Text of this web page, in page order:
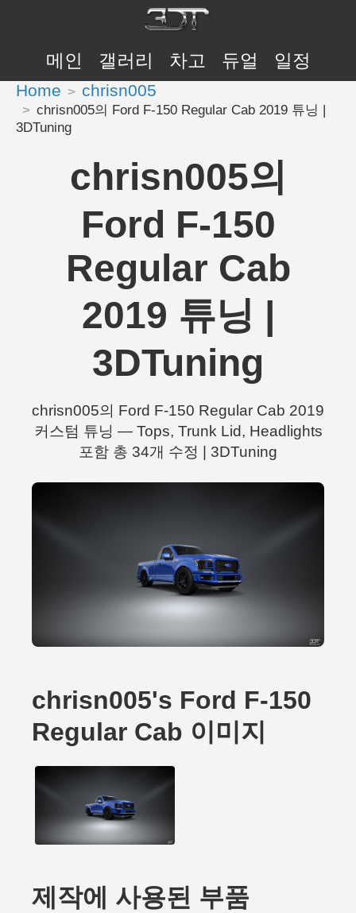
메인 갤러리 차고 듀얼 일정
Home chrisn005
chrisn005의 Ford F-150 Regular Cab 2019 튜닝 |
3DTuning
chrisn005의
Ford F-150
Regular Cab
2019 튜닝 |
3DTuning
chrisn005의 Ford F-150 Regular Cab 2019
커스텀 튜닝 — Tops, Trunk Lid, Headlights
포함 총 34개 수정 | 3DTuning
chrisn005's Ford F-150
Regular Cab 이미지
제작에 사용된 부품